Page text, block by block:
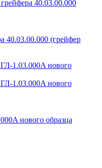
40.03.00.000 (грейфер
нового образца